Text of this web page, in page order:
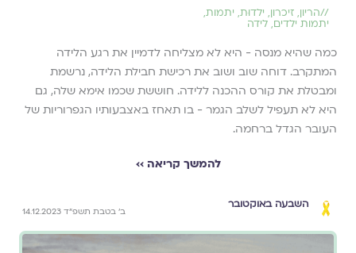
//הריון, זיכרון, ילדוּת, יתמות,
יתמות ילדים, לידה
כמה שהיא מנסה - היא לא מצליחה לדמיין את רגע הלידה
המתקרב. דוחה שוב ושוב את רכישת חבילת הלידה, נרשמת
ומבטלת את קורס ההכנה ללידה. חוששת שכמו אימא שלה, גם
היא לא תעפיל לשלב הגמר - בו תאחז באצבעותיו הגפרוריות של
העובר הגדל ברחמה.
להמשך קריאה ››
השבעה באוקטובר
ב׳ בטבת תשפ״ד 14.12.2023